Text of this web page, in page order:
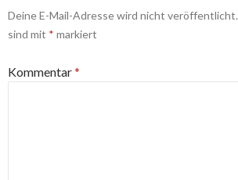
Deine E-Mail-Adresse wird nicht veröffentlicht.
sind mit * markiert
Kommentar*